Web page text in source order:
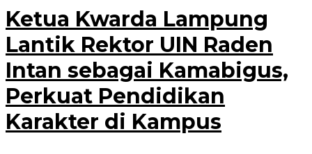
Ketua Kwarda Lampung
Lantik Rektor UIN Raden
Intan sebagai Kamabigus,
Perkuat Pendidikan
Karakter di Kampus